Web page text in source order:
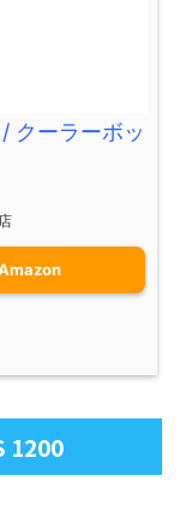
クーラーボッ
1200